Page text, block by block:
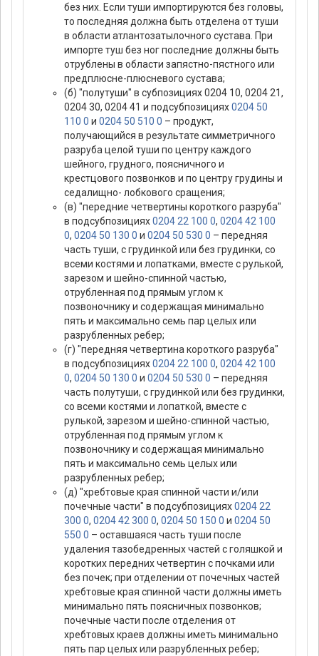
без них. Если туши импортируются без головы,
то последняя должна быть отделена от туши
в области атлантозатылочного сустава. При
импорте туш без ног последние должны быть
отрублены в области запястно-пястного или
предплюсне-плюсневого сустава;
(б) "полутуши" в субпозициях 0204 10, 0204 21,
0204 30, 0204 41 и подсубпозициях0204 50
110 0 и 0204 50 510 0 – продукт,
получающийся в результате симметричного
разруба целой туши по центру каждого
шейного, грудного, поясничного и
крестцового позвонков и по центру грудины и
седалищно- лобкового сращения;
(в) "передние четвертины короткого разруба"
в подсубпозициях0204 22 100 0, 0204 42 100
0, 0204 50 130 0 и 0204 50 530 0 – передняя
часть туши, с грудинкой или без грудинки, со
всеми костями и лопатками, вместе с рулькой,
зарезом и шейно-спинной частью,
отрубленная под прямым углом к
позвоночнику и содержащая минимально
пять и максимально семь пар целых или
разрубленных ребер;
(г) "передняя четвертина короткого разруба"
в подсубпозициях0204 22 100 0, 0204 42 100
0, 0204 50 130 0 и 0204 50 530 0 – передняя
часть полутуши, с грудинкой или без грудинки,
со всеми костями и лопаткой, вместе с
рулькой, зарезом и шейно-спинной частью,
отрубленная под прямым углом к
позвоночнику и содержащая минимально
пять и максимально семь целых или
разрубленных ребер;
(д) "хребтовые края спинной части и/или
почечные части" в подсубпозициях0204 22
300 0, 0204 42 300 0, 0204 50 150 0 и 0204 50
550 0 – оставшаяся часть туши после
удаления тазобедренных частей с голяшкой и
коротких передних четвертин с почками или
без почек; при отделении от почечных частей
хребтовые края спинной части должны иметь
минимально пять поясничных позвонков;
почечные части после отделения от
хребтовых краев должны иметь минимально
пять пар целых или разрубленных ребер;